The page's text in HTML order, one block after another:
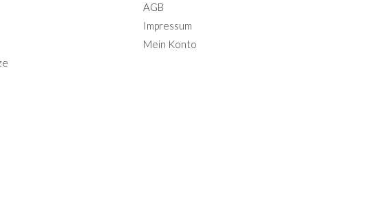
AGB
Impressum
Mein Konto